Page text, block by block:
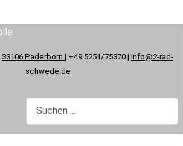
33106 Paderborn | +49 5251/75370 | info@2-rad-
schwede.de